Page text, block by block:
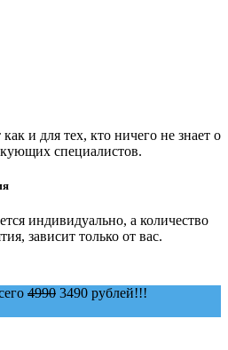
и для тех, кто ничего не знает о
специалистов.
индивидуально, а количество
зависит только от вас.
4990 3490 рублей!!!